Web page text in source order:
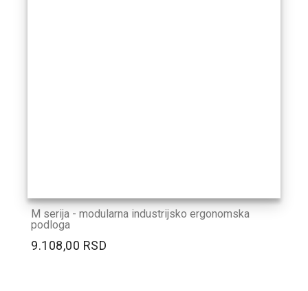
M serija - modularna industrijsko ergonomska
podloga
9.108,00 RSD